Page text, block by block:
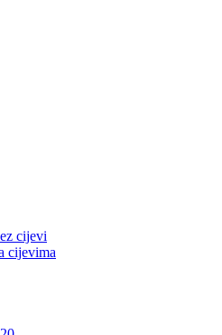
cijevi
cijevima